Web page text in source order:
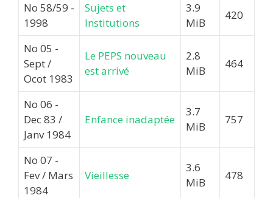
No 58/59 -
1998
Sujets et
Institutions
3.9
MiB
420
No 05 -
Sept /
Ocot 1983
Le PEPS nouveau
est arrivé
2.8
MiB
464
No 06 -
Dec 83 /
Janv 1984
Enfance inadaptée
3.7
MiB
757
No 07 -
Fev / Mars
1984
Vieillesse
3.6
MiB
478